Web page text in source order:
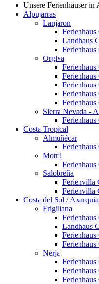
Unsere Ferienhäuser in
Alpujarras
Lanjaron
Ferienhaus
Landhaus
Orgiva
Sierra Nevada -
Costa Tropical
Almuñécar
Motril
Salobreña
Ferienvilla
Ferienvilla
Costa del Sol / Axarquia
Frigiliana
Landhaus
Ferienhaus
Nerja
Ferienhaus
Ferienhaus